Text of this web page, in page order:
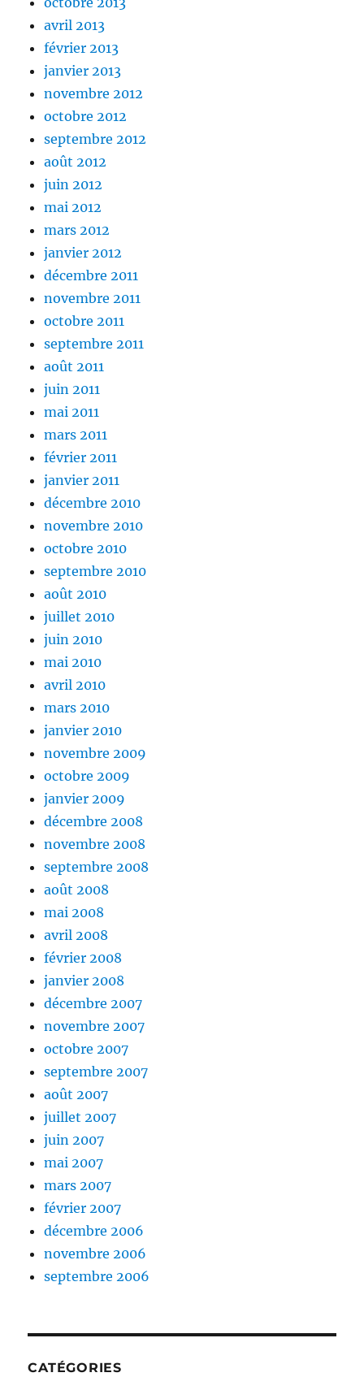
avril 2013
février 2013
janvier 2013
novembre 2012
octobre 2012
septembre 2012
août 2012
juin 2012
mai 2012
mars 2012
janvier 2012
décembre 2011
novembre 2011
octobre 2011
septembre 2011
août 2011
juin 2011
mai 2011
mars 2011
février 2011
janvier 2011
décembre 2010
novembre 2010
octobre 2010
septembre 2010
août 2010
juillet 2010
juin 2010
mai 2010
avril 2010
mars 2010
janvier 2010
novembre 2009
octobre 2009
janvier 2009
décembre 2008
novembre 2008
septembre 2008
août 2008
mai 2008
avril 2008
février 2008
janvier 2008
décembre 2007
novembre 2007
octobre 2007
septembre 2007
août 2007
juillet 2007
juin 2007
mai 2007
mars 2007
février 2007
décembre 2006
novembre 2006
septembre 2006
CATÉGORIES